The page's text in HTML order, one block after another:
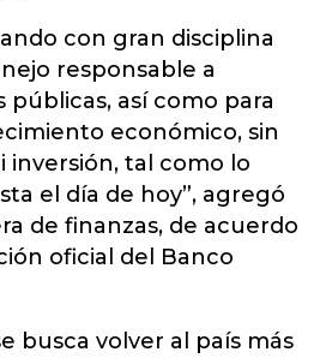
con gran disciplina
responsable a
públicas, así como para
económico, sin
inversión, tal como lo
el día de hoy”, agregó
de finanzas, de acuerdo
oficial del Banco
busca volver al país más